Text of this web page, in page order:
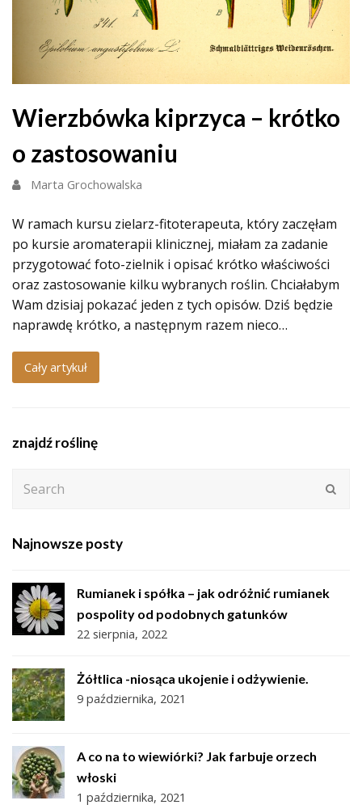
Wierzbówka kiprzyca – krótko
o zastosowaniu
Marta Grochowalska
W ramach kursu zielarz-fitoterapeuta, który zaczęłam
po kursie aromaterapii klinicznej, miałam za zadanie
przygotować foto-zielnik i opisać krótko właściwości
oraz zastosowanie kilku wybranych roślin. Chciałabym
Wam dzisiaj pokazać jeden z tych opisów. Dziś będzie
naprawdę krótko, a następnym razem nieco…
Cały artykuł
znajdź roślinę
Najnowsze posty
Rumianek i spółka – jak odróżnić rumianek
pospolity od podobnych gatunków
22 sierpnia, 2022
Żółtlica -niosąca ukojenie i odżywienie.
9 października, 2021
A co na to wiewiórki? Jak farbuje orzech
włoski
1 października, 2021